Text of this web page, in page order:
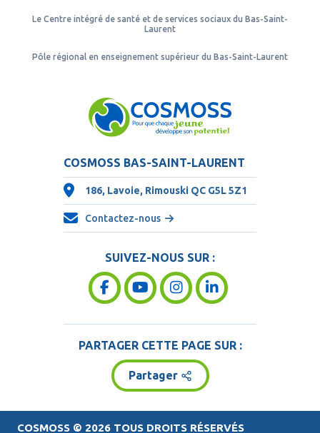
Le Centre intégré de santé et de services sociaux du Bas-Saint-
Laurent
Pôle régional en enseignement supérieur du Bas-Saint-Laurent
COSMOSS BAS-SAINT-LAURENT
186, Lavoie, Rimouski QC G5L 5Z1
Contactez-nous
SUIVEZ-NOUS SUR :
PARTAGER CETTE PAGE SUR :
Partager
COSMOSS© 2026 TOUS DROITS RÉSERVÉS